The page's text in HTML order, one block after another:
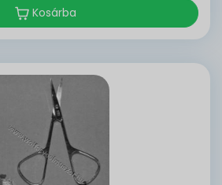
Kosárba